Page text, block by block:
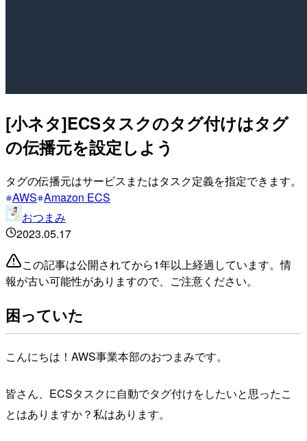
[小ネタ]ECSタスクのタグ付けはタグ
の伝播元を設定しよう
タグの伝播元はサービスまたはタスク定義を指定できます。
AWS Amazon ECS
おつまみ
2023.05.17
この記事は公開されてから1年以上経過しています。情
報が古い可能性がありますので、ご注意ください。
困っていた
こんにちは！AWS事業本部のおつまみです。
皆さん、ECSタスクに自動でタグ付けをしたいと思ったこ
とはありますか？私はあります。